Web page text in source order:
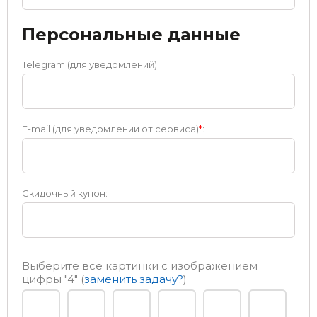
Персональные данные
Telegram (для уведомлений):
E-mail (для уведомлении от сервиса)*:
Скидочный купон:
Выберите все картинки с изображением
цифры "4" (заменить задачу?)